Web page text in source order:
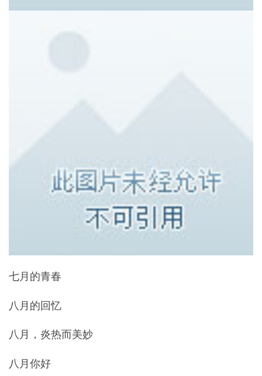
七月的青春
八月的回忆
八月，炎热而美妙
八月你好